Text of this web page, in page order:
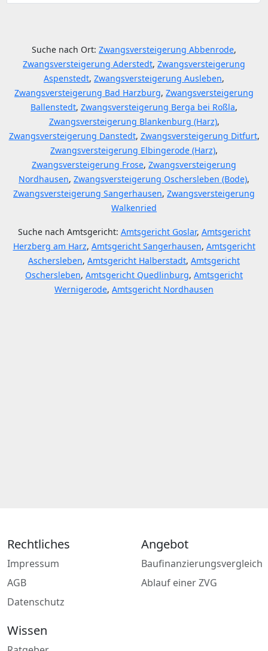
Suche nach Ort: Zwangsversteigerung Abbenrode,
Zwangsversteigerung Aderstedt, Zwangsversteigerung
Aspenstedt, Zwangsversteigerung Ausleben,
Zwangsversteigerung Bad Harzburg, Zwangsversteigerung
Ballenstedt, Zwangsversteigerung Berga bei Roßla,
Zwangsversteigerung Blankenburg (Harz),
Zwangsversteigerung Danstedt, Zwangsversteigerung Ditfurt,
Zwangsversteigerung Elbingerode (Harz),
Zwangsversteigerung Frose, Zwangsversteigerung
Nordhausen, Zwangsversteigerung Oschersleben (Bode),
Zwangsversteigerung Sangerhausen, Zwangsversteigerung
Walkenried
Suche nach Amtsgericht: Amtsgericht Goslar, Amtsgericht
Herzberg am Harz, Amtsgericht Sangerhausen, Amtsgericht
Aschersleben, Amtsgericht Halberstadt, Amtsgericht
Oschersleben, Amtsgericht Quedlinburg, Amtsgericht
Wernigerode, Amtsgericht Nordhausen
Rechtliches
Impressum
AGB
Datenschutz
Angebot
Baufinanzierungsvergleich
Ablauf einer ZVG
Wissen